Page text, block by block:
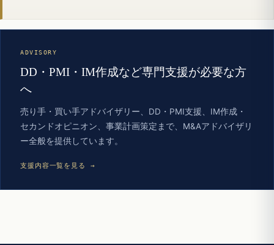
ADVISORY
DD・PMI・IM作成など専門支援が必要な方
へ
売り手・買い手アドバイザリー、DD・PMI支援、IM作成・
セカンドオピニオン、事業計画策定まで、M&Aアドバイザリ
ー全般を提供しています。
支援内容一覧を見る →